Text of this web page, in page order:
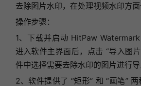
去除图片水印，在处理视频水印方面
操作步骤：
1、下载并启动 HitPaw Watermark
进入软件主界面后，点击 “导入图
件中选择需要去除水印的图片进行导
2、软件提供了 “矩形” 和 “画笔”